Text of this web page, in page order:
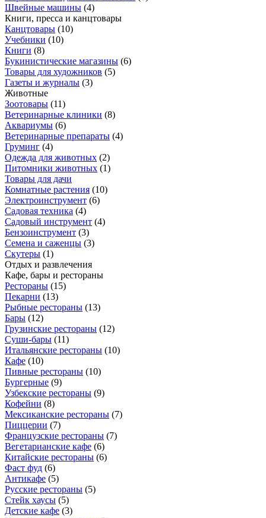
Швейные машины (4)
Книги, пресса и канцтовары
Канцтовары (10)
Учебники (10)
Книги (8)
Букинистические магазины (6)
Товары для художников (5)
Газеты и журналы (3)
Животные
Зоотовары (11)
Ветеринарные клиники (8)
Аквариумы (6)
Ветеринарные препараты (4)
Груминг (4)
Одежда для животных (2)
Питомники животных (1)
Товары для дачи
Комнатные растения (10)
Электроинструмент (6)
Садовая техника (4)
Садовый инструмент (4)
Бензоинструмент (3)
Семена и саженцы (3)
Скутеры (1)
Отдых и развлечения
Кафе, бары и рестораны
Рестораны (15)
Пекарни (13)
Рыбные рестораны (13)
Бары (12)
Грузинские рестораны (12)
Суши-бары (11)
Итальянские рестораны (10)
Кафе (10)
Пивные рестораны (10)
Бургерные (9)
Узбекские рестораны (9)
Кофейни (8)
Мексиканские рестораны (7)
Пиццерии (7)
Французские рестораны (7)
Вегетарианские кафе (6)
Китайские рестораны (6)
Фаст фуд (6)
Антикафе (5)
Русские рестораны (5)
Стейк хаусы (5)
Детские кафе (3)